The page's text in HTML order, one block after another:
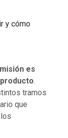
y cómo
es
.
tramos
que